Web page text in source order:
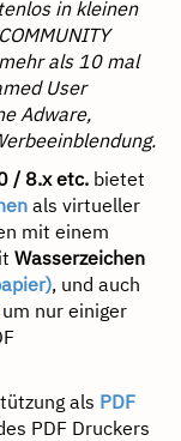
in kleinen
als 10 mal
User
Adware,
/ 8.x etc. bietet
als virtueller
mit einem
Wasserzeichen
, und auch
um nur einiger
als PDF
PDF Druckers